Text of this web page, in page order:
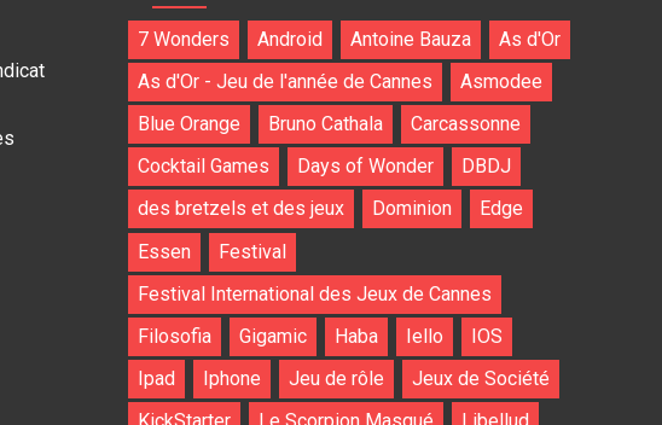
7 Wonders Android Antoine Bauza
As d'Or
As d'Or - Jeu de l'année de Cannes
Asmodee
Blue Orange
Bruno Cathala
Carcassonne
Cocktail Games
Days of Wonder
DBDJ
des bretzels et des jeux
Dominion
Edge
Essen
Festival
Festival International des Jeux de Cannes
Filosofia
Gigamic Haba Iello
IOS
Ipad
Iphone Jeu de rôle
Jeux de Société